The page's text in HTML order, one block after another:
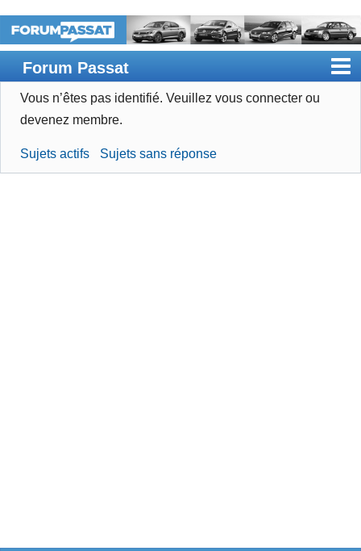
Forum Passat
Accueil
Devenir membre
Vous n’êtes pas identifié. Veuillez vous connecter ou
devenez membre.
Sujets actifs Sujets sans réponse